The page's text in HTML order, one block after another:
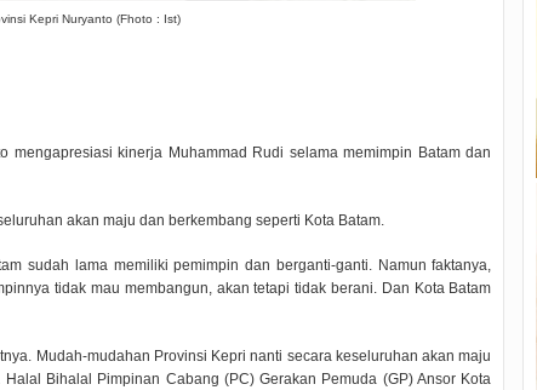
Kepri Nuryanto (Fhoto : Ist)
mengapresiasi kinerja Muhammad Rudi selama memimpin Batam dan
akan maju dan berkembang seperti Kota Batam.
sudah lama memiliki pemimpin dan berganti-ganti. Namun faktanya,
tidak mau membangun, akan tetapi tidak berani. Dan Kota Batam
Mudah-mudahan Provinsi Kepri nanti secara keseluruhan akan maju
Bihalal Pimpinan Cabang (PC) Gerakan Pemuda (GP) Ansor Kota